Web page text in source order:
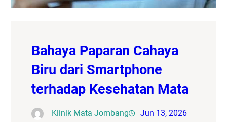
Bahaya Paparan Cahaya
Biru dari Smartphone
terhadap Kesehatan Mata
Klinik Mata Jombang Jun 13, 2026